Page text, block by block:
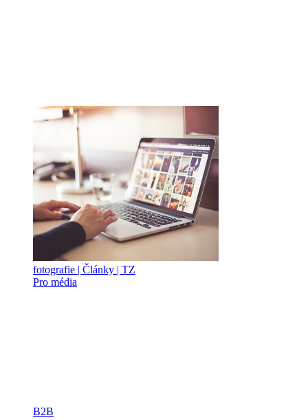
fotografie | Články | TZ
Pro média
B2B